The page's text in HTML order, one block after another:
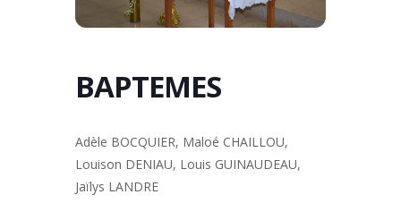
BAPTEMES
Adèle BOCQUIER, Maloé CHAILLOU,
Louison DENIAU, Louis GUINAUDEAU,
Jaïlys LANDRE